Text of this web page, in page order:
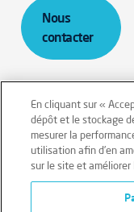
Nous
contacter
Mentions légales
Données
En cliquant sur «
dépôt et le stockage
mesurer la
utilisation afin d’en
sur le site et améliorer